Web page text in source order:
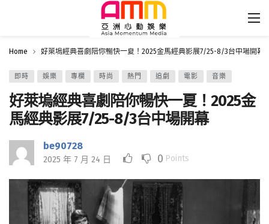
Home 好萊塢經典喜劇陪你暢快一夏！2025金馬經典影展7/25-8/3台中場開幕
即時 娛樂 專欄 時尚 熱門 追劇 電影 音樂
好萊塢經典喜劇陪你暢快一夏！2025金
馬經典影展7/25-8/3台中場開幕
be90728
2025 年 7 月 24 日 0 Points